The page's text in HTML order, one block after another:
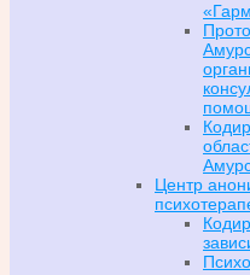
Центр